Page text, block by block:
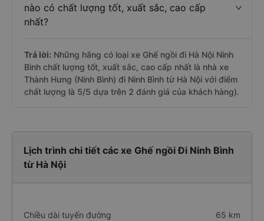
nào có chất lượng tốt, xuất sắc, cao cấp
nhất?
Trả lời: Những hãng có loại xe Ghế ngồi đi Hà Nội Ninh
Bình chất lượng tốt, xuất sắc, cao cấp nhất là nhà xe
Thành Hưng (Ninh Bình) đi Ninh Bình từ Hà Nội với điểm
chất lượng là 5/5 dựa trên 2 đánh giá của khách hàng).
Lịch trình chi tiết các xe Ghế ngồi Đi Ninh Bình
từ Hà Nội
Chiều dài tuyến đường 65 km